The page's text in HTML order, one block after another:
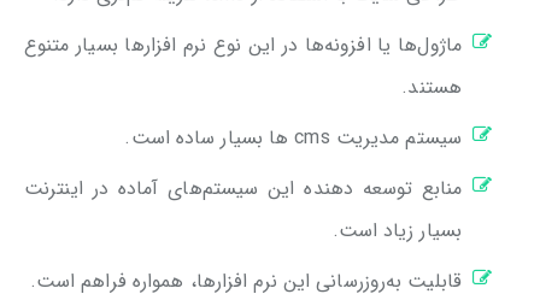
ماژول‌ها یا افزونه‌ها در این نوع نرم افزارها بسیار متنوع
هستند.
سیستم مدیریت cms ها بسیار ساده است.
منابع توسعه دهنده این سیستم‌های آماده در اینترنت
بسیار زیاد است.
قابلیت به‌روزرسانی این نرم افزارها، همواره فراهم است.